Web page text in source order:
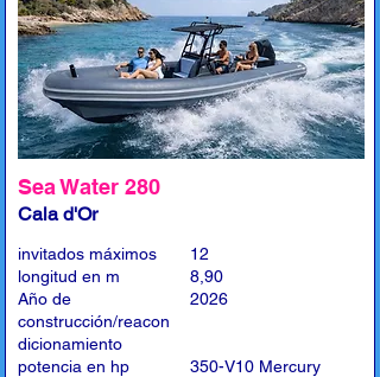
Sea Water 280
Cala d'Or
invitados máximos
longitud en m
Año de
construcción/reacon
dicionamiento
potencia en hp
12
8,90
2026
350-V10 Mercury